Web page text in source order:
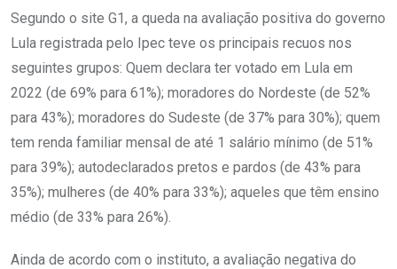
Segundo o site G1, a queda na avaliação positiva do governo
Lula registrada pelo Ipec teve os principais recuos nos
seguintes grupos: Quem declara ter votado em Lula em
2022 (de 69% para 61%); moradores do Nordeste (de 52%
para 43%); moradores do Sudeste (de 37% para 30%); quem
tem renda familiar mensal de até 1 salário mínimo (de 51%
para 39%); autodeclarados pretos e pardos (de 43% para
35%); mulheres (de 40% para 33%); aqueles que têm ensino
médio (de 33% para 26%).
Ainda de acordo com o instituto, a avaliação negativa do